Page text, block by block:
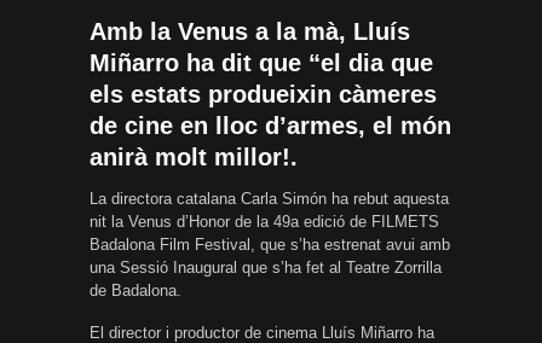
Amb la Venus a la mà, Lluís
Miñarro ha dit que “el dia que
els estats produeixin càmeres
de cine en lloc d’armes, el món
anirà molt millor!.
La directora catalana Carla Simón ha rebut aquesta
nit la Venus d’Honor de la 49a edició de FILMETS
Badalona Film Festival, que s’ha estrenat avui amb
una Sessió Inaugural que s’ha fet al Teatre Zorrilla
de Badalona.
El director i productor de cinema Lluís Miñarro ha